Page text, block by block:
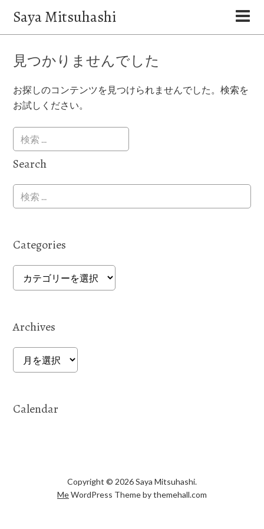
Saya Mitsuhashi
見つかりませんでした
お探しのコンテンツを見つけられませんでした。検索を
お試しください。
Search
Categories
Categories
Archives
Archives
Calendar
Copyright © 2026 Saya Mitsuhashi.
MeWordPress Theme by themehall.com